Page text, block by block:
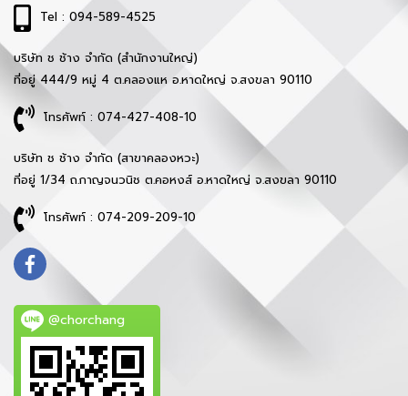
Tel : 094-589-4525
บริษัท ช ช้าง จำกัด (สำนักงานใหญ่)
ที่อยู่ 444/9 หมู่ 4 ต.คลองแห อ.หาดใหญ่ จ.สงขลา 90110
โทรศัพท์ : 074-427-408-10
บริษัท ช ช้าง จำกัด (สาขาคลองหวะ)
ที่อยู่ 1/34 ถ.กาญจนวนิช ต.คอหงส์ อ.หาดใหญ่ จ.สงขลา 90110
โทรศัพท์ : 074-209-209-10
@chorchang